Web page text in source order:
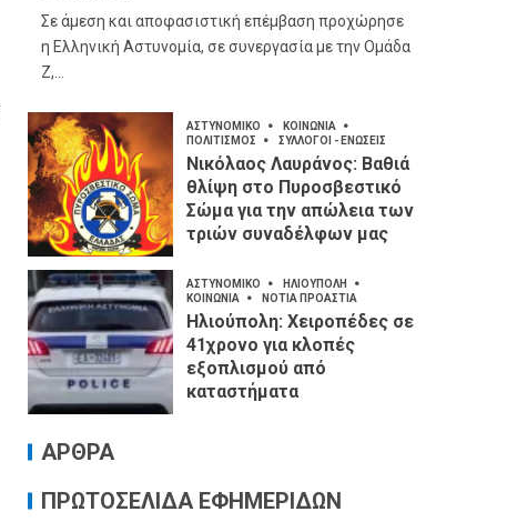
Σε άμεση και αποφασιστική επέμβαση προχώρησε
η Ελληνική Αστυνομία, σε συνεργασία με την Ομάδα
Ζ,...
ΑΣΤΥΝΟΜΙΚΟ
ΚΟΙΝΩΝΙΑ
ΠΟΛΙΤΙΣΜΟΣ
ΣΥΛΛΟΓΟΙ - ΕΝΩΣΕΙΣ
Νικόλαος Λαυράνος: Βαθιά
θλίψη στο Πυροσβεστικό
Σώμα για την απώλεια των
τριών συναδέλφων μας
ΑΣΤΥΝΟΜΙΚΟ
ΗΛΙΟΥΠΟΛΗ
ΚΟΙΝΩΝΙΑ
ΝΟΤΙΑ ΠΡΟΑΣΤΙΑ
Ηλιούπολη: Χειροπέδες σε
41χρονο για κλοπές
εξοπλισμού από
καταστήματα
ΑΡΘΡΑ
ΠΡΩΤΟΣΕΛΙΔΑ ΕΦΗΜΕΡΙΔΩΝ